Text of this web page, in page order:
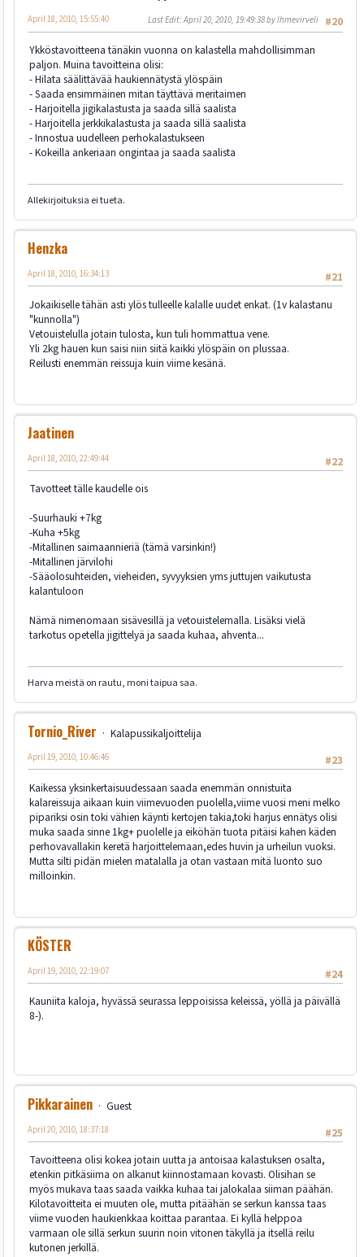
#20
April 18, 2010, 15:55:40 Last Edit: April 20, 2010, 19:49:38 by Ihmevirveli
Ykköstavoitteena tänäkin vuonna on kalastella mahdollisimman
paljon. Muina tavoitteina olisi:
- Hilata säälittävää haukiennätystä ylöspäin
- Saada ensimmäinen mitan täyttävä meritaimen
- Harjoitella jigikalastusta ja saada sillä saalista
- Harjoitella jerkkikalastusta ja saada sillä saalista
- Innostua uudelleen perhokalastukseen
- Kokeilla ankeriaan ongintaa ja saada saalista
Allekirjoituksia ei tueta.
Henzka
#21
April 18, 2010, 16:34:13
Jokaikiselle tähän asti ylös tulleelle kalalle uudet enkat. (1v kalastanu
"kunnolla")
Vetouistelulla jotain tulosta, kun tuli hommattua vene.
Yli 2kg hauen kun saisi niin siitä kaikki ylöspäin on plussaa.
Reilusti enemmän reissuja kuin viime kesänä.
Jaatinen
#22
April 18, 2010, 22:49:44
Tavotteet tälle kaudelle ois
-Suurhauki +7kg
-Kuha +5kg
-Mitallinen saimaannieriä (tämä varsinkin!)
-Mitallinen järvilohi
-Sääolosuhteiden, vieheiden, syvyyksien yms juttujen vaikutusta
kalantuloon
Nämä nimenomaan sisävesillä ja vetouistelemalla. Lisäksi vielä
tarkotus opetella jigittelyä ja saada kuhaa, ahventa...
Harva meistä on rautu, moni taipua saa.
Tornio_River
Kalapussikaljoittelija
#23
April 19, 2010, 10:46:46
Kaikessa yksinkertaisuudessaan saada enemmän onnistuita
kalareissuja aikaan kuin viimevuoden puolella,viime vuosi meni melko
pipariksi osin toki vähien käynti kertojen takia,toki harjus ennätys olisi
muka saada sinne 1kg+ puolelle ja eiköhän tuota pitäisi kahen käden
perhovavallakin keretä harjoittelemaan,edes huvin ja urheilun vuoksi.
Mutta silti pidän mielen matalalla ja otan vastaan mitä luonto suo
milloinkin.
KÖSTER
#24
April 19, 2010, 22:19:07
Kauniita kaloja, hyvässä seurassa leppoisissa keleissä, yöllä ja päivällä
8-).
Pikkarainen
Guest
#25
April 20, 2010, 18:37:18
Tavoitteena olisi kokea jotain uutta ja antoisaa kalastuksen osalta,
etenkin pitkäsiima on alkanut kiinnostamaan kovasti. Olisihan se
myös mukava taas saada vaikka kuhaa tai jalokalaa siiman päähän.
Kilotavoitteita ei muuten ole, mutta pitäähän se serkun kanssa taas
viime vuoden haukienkkaa koittaa parantaa. Ei kyllä helppoa
varmaan ole sillä serkun suurin noin vitonen täkyllä ja itsellä reilu
kutonen jerkillä.